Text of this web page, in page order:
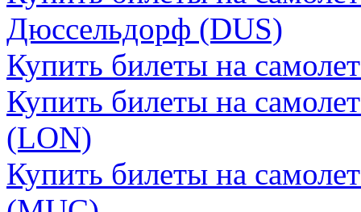
Дюссельдорф (DUS)
Купить билеты на
Купить билеты на
(LON)
Купить билеты на